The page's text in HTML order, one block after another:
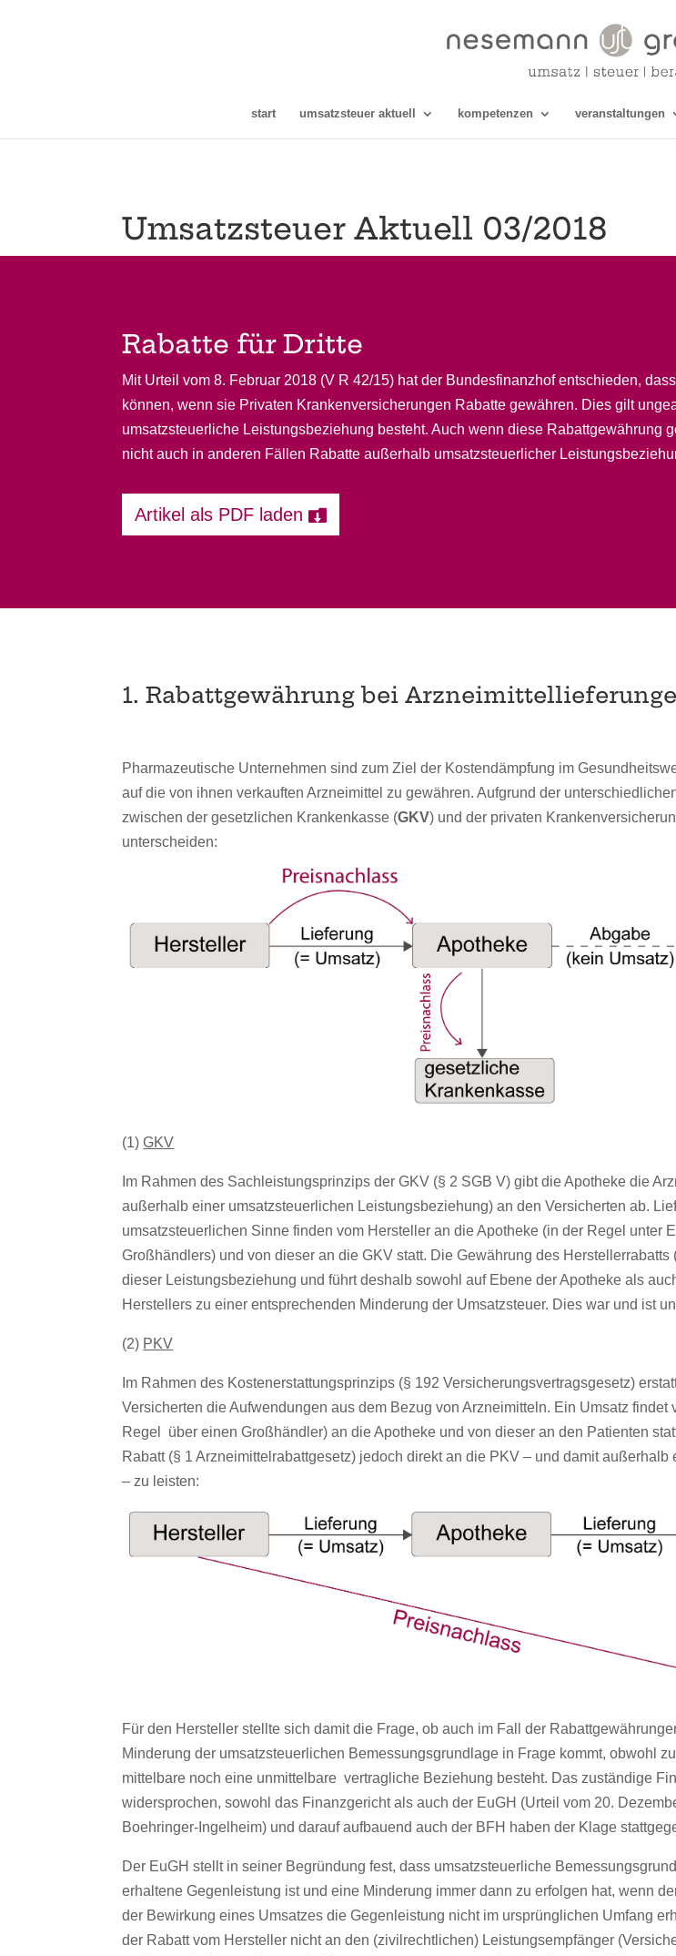
start umsatzsteuer aktuell kompetenzen veranstaltungen
Umsatzsteuer Aktuell 03/2018
Rabatte für Dritte
Mit Urteil vom 8. Februar 2018 (V R 42/15) hat der Bundesfinanzhof entschieden,
können, wenn sie Privaten Krankenversicherungen Rabatte gewähren. Dies gilt
umsatzsteuerliche Leistungsbeziehung besteht. Auch wenn diese Rabattgewährung
nicht auch in anderen Fällen Rabatte außerhalb umsatzsteuerlicher
Artikel als PDF laden
1. Rabattgewährung bei
Pharmazeutische Unternehmen sind zum Ziel der Kostendämpfung im
auf die von ihnen verkauften Arzneimittel zu gewähren. Aufgrund der
zwischen der gesetzlichen Krankenkasse (GKV) und der privaten
unterscheiden:
(1)GKV
Im Rahmen des Sachleistungsprinzips der GKV (§ 2 SGB V) gibt die Apotheke die
außerhalb einer umsatzsteuerlichen Leistungsbeziehung) an den Versicherten ab.
umsatzsteuerlichen Sinne finden vom Hersteller an die Apotheke (in der Regel unter
Großhändlers) und von dieser an die GKV statt. Die Gewährung des Herstellerrabatts
dieser Leistungsbeziehung und führt deshalb sowohl auf Ebene der Apotheke als
Herstellers zu einer entsprechenden Minderung der Umsatzsteuer. Dies war und ist
(2) PKV
Im Rahmen des Kostenerstattungsprinzips (§ 192 Versicherungsvertragsgesetz)
Versicherten die Aufwendungen aus dem Bezug von Arzneimitteln. Ein Umsatz findet
Regel über einen Großhändler) an die Apotheke und von dieser an den Patienten
Rabatt (§ 1 Arzneimittelrabattgesetz) jedoch direkt an die PKV – und damit
– zu leisten:
Für den Hersteller stellte sich damit die Frage, ob auch im Fall der
Minderung der umsatzsteuerlichen Bemessungsgrundlage in Frage kommt, obwohl
mittelbare noch eine unmittelbare vertragliche Beziehung besteht. Das zuständige
widersprochen, sowohl das Finanzgericht als auch der EuGH (Urteil vom 20.
Boehringer-Ingelheim) und darauf aufbauend auch der BFH haben der Klage
Der EuGH stellt in seiner Begründung fest, dass umsatzsteuerliche
erhaltene Gegenleistung ist und eine Minderung immer dann zu erfolgen hat, wenn
der Bewirkung eines Umsatzes die Gegenleistung nicht im ursprünglichen Umfang
der Rabatt vom Hersteller nicht an den (zivilrechtlichen) Leistungsempfänger